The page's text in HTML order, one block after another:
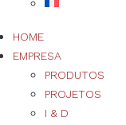
HOME
EMPRESA
PRODUTOS
PROJETOS
I & D